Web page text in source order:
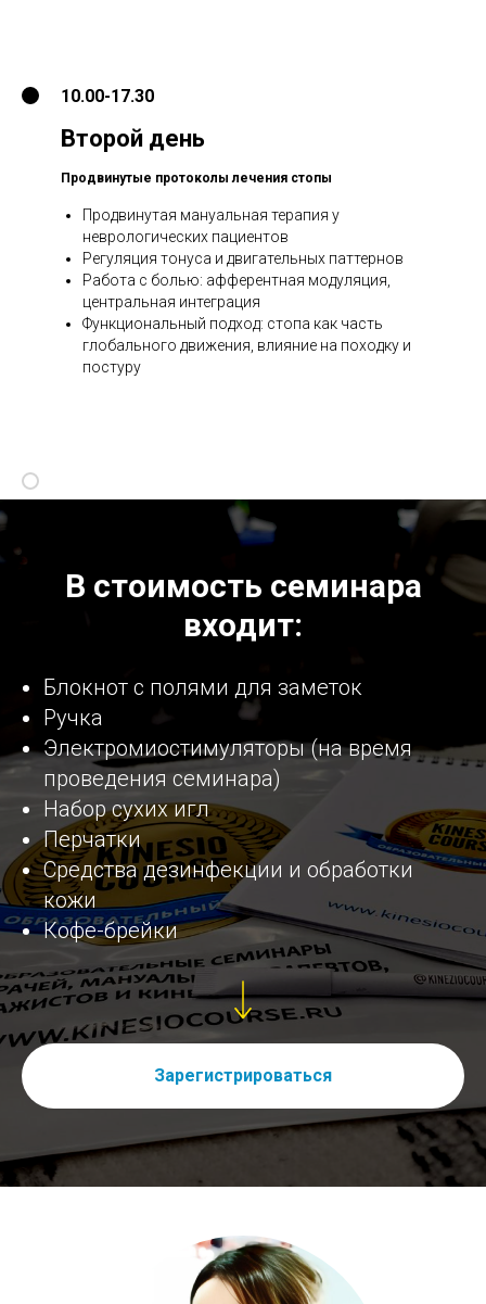
10.00-17.30
Второй день
Продвинутые протоколы лечения стопы
Продвинутая мануальная терапия у
неврологических пациентов
Регуляция тонуса и двигательных паттернов
Работа с болью: афферентная модуляция,
центральная интеграция
Функциональный подход: стопа как часть
глобального движения, влияние на походку и
постуру
В стоимость семинара
входит:
Блокнот с полями для заметок
Ручка
Электромиостимуляторы (на время
проведения семинара)
Набор сухих игл
Перчатки
Средства дезинфекции и обработки
кожи
Кофе-брейки
Зарегистрироваться